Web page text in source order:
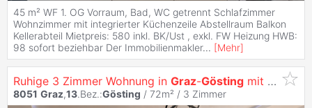
45 m² WF 1. OG Vorraum, Bad, WC getrennt Schlafzimmer
Wohnzimmer mit integrierter Küchenzeile Abstellraum Balkon
Kellerabteil Mietpreis: 580 inkl. BK/Ust , exkl. FW Heizung HWB:
98 sofort beziehbar Der Immobilienmakler... [Mehr]
Ruhige 3 Zimmer Wohnung in Graz-Gösting mit sonnigem Balkon und Parkplatz
8051 Graz,13.Bez.:Gösting / 72m² / 3 Zimmer